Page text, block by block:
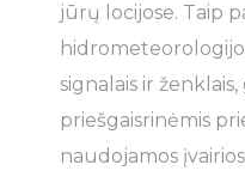
jūrų locijose. Taip
signalais ir
priešgaisrinėmis
naudojamos